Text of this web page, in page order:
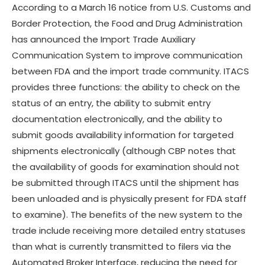
According to a March 16 notice from U.S. Customs and
Border Protection, the Food and Drug Administration
has announced the Import Trade Auxiliary
Communication System to improve communication
between FDA and the import trade community. ITACS
provides three functions: the ability to check on the
status of an entry, the ability to submit entry
documentation electronically, and the ability to
submit goods availability information for targeted
shipments electronically (although CBP notes that
the availability of goods for examination should not
be submitted through ITACS until the shipment has
been unloaded and is physically present for FDA staff
to examine). The benefits of the new system to the
trade include receiving more detailed entry statuses
than what is currently transmitted to filers via the